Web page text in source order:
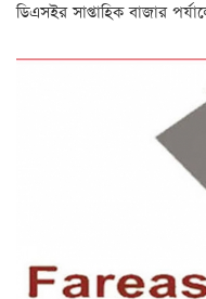
‎‎ডিএসইর সাপ্তাহিক বাজার